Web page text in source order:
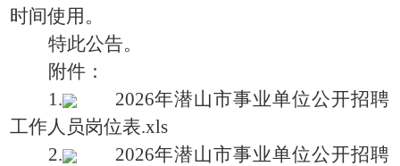
时间使用。
特此公告。
附件：
1.
2026年潜山市事业单位公开招聘
工作人员岗位表.xls
2.
2026年潜山市事业单位公开招聘